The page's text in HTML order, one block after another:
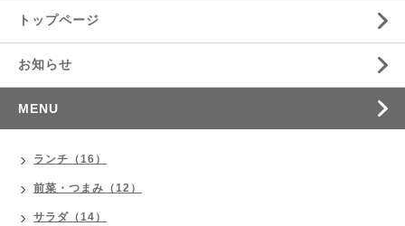
トップページ
お知らせ
MENU
ランチ（16）
前菜・つまみ（12）
サラダ（14）